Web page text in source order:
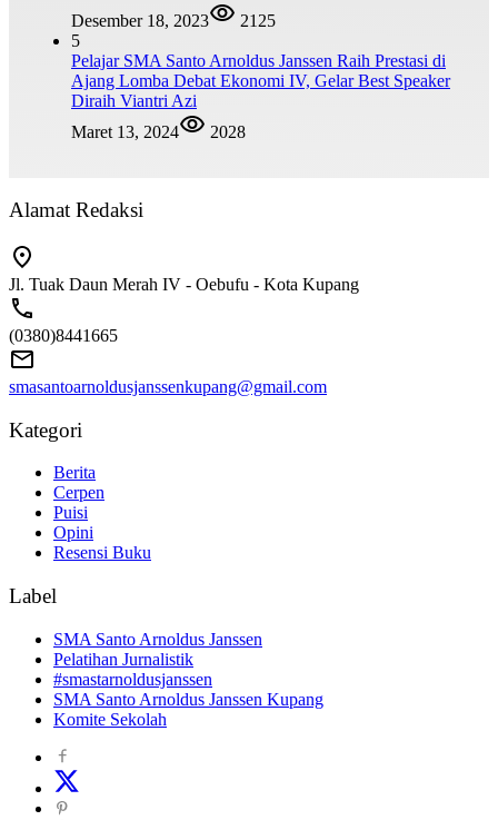
Desember 18, 2023
2125
5
Pelajar SMA Santo Arnoldus Janssen Raih Prestasi di
Ajang Lomba Debat Ekonomi IV, Gelar Best Speaker
Diraih Viantri Azi
Maret 13, 2024
2028
Alamat Redaksi
Jl. Tuak Daun Merah IV - Oebufu - Kota Kupang
(0380)8441665
smasantoarnoldusjanssenkupang@gmail.com
Kategori
Berita
Cerpen
Puisi
Opini
Resensi Buku
Label
SMA Santo Arnoldus Janssen
Pelatihan Jurnalistik
#smastarnoldusjanssen
SMA Santo Arnoldus Janssen Kupang
Komite Sekolah